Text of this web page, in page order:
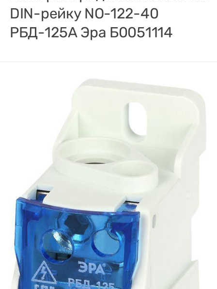
DIN-рейку NO-122-40
РБД-125А Эра Б0051114